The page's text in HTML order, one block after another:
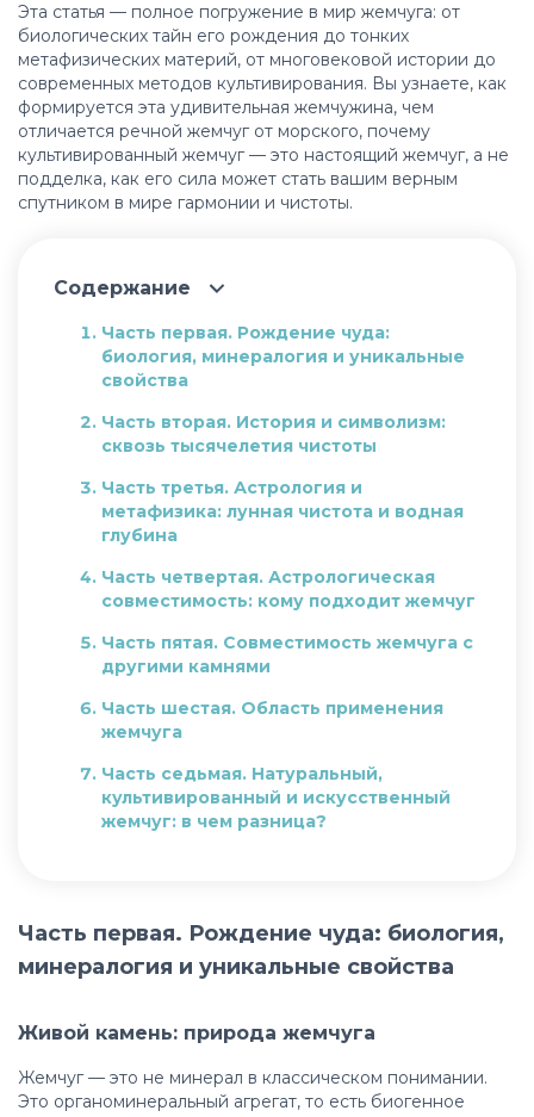
Эта статья — полное погружение в мир жемчуга: от
биологических тайн его рождения до тонких
метафизических материй, от многовековой истории до
современных методов культивирования. Вы узнаете, как
формируется эта удивительная жемчужина, чем
отличается речной жемчуг от морского, почему
культивированный жемчуг — это настоящий жемчуг, а не
подделка, как его сила может стать вашим верным
спутником в мире гармонии и чистоты.
Содержание
Часть первая. Рождение чуда:
биология, минералогия и уникальные
свойства
Часть вторая. История и символизм:
сквозь тысячелетия чистоты
Часть третья. Астрология и
метафизика: лунная чистота и водная
глубина
Часть четвертая. Астрологическая
совместимость: кому подходит жемчуг
Часть пятая. Совместимость жемчуга с
другими камнями
Часть шестая. Область применения
жемчуга
Часть седьмая. Натуральный,
культивированный и искусственный
жемчуг: в чем разница?
Заключение
Часть первая. Рождение чуда: биология,
минералогия и уникальные свойства
Живой камень: природа жемчуга
Жемчуг — это не минерал в классическом понимании.
Это органоминеральный агрегат, то есть биогенное